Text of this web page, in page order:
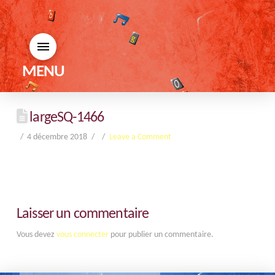
MENU
largeSQ-1466
4 décembre 2018 Leave a Comment
Laisser un commentaire
Vous devez vous connecterpour publier un commentaire.